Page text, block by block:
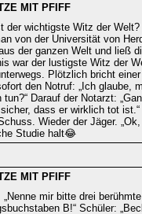
MIT PFIFF
der wichtigste Witz der
von der Universität von
der ganzen Welt und ließ
war der lustigste Witz der
Plötzlich bricht
den Notruf: „Ich glaube,
tun?“ Darauf der Notarzt:
dass er wirklich tot
Wieder der Jäger.
Studie halt😂
MIT PFIFF
„Nenne mir bitte drei
B!“ Schüler: